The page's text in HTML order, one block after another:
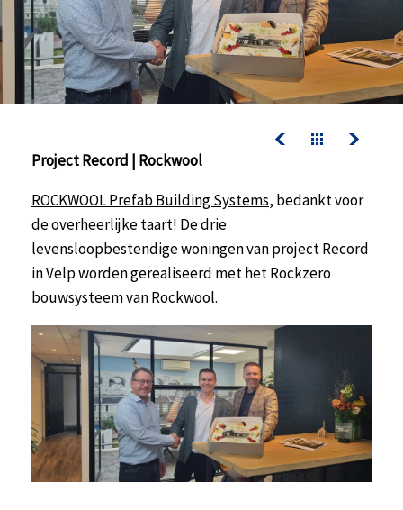
actueel
werken bij kelderman
contact
werken bij kelderman
nazorg & service
Project Record | Rockwool
ROCKWOOL Prefab Building Systems, bedankt voor
de overheerlijke taart! De drie
levensloopbestendige woningen van project Record
in Velp worden gerealiseerd met het Rockzero
bouwsysteem van Rockwool.